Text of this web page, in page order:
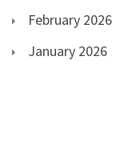
February 2026
January 2026